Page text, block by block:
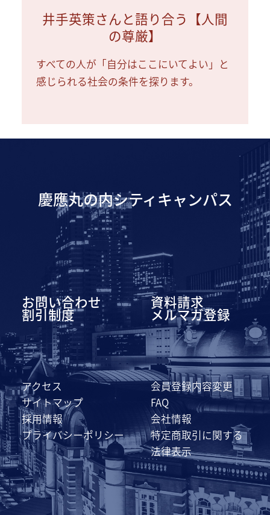
井手英策さんと語り合う【人間
の尊厳】
すべての人が「自分はここにいてよい」と
感じられる社会の条件を探ります。
慶應丸の内シティキャンパス
お問い合わせ 資料請求
割引制度 メルマガ登録
アクセス
会員登録内容変更
サイトマップ
FAQ
採用情報
会社情報
プライバシーポリシー
特定商取引に関する
法律表示